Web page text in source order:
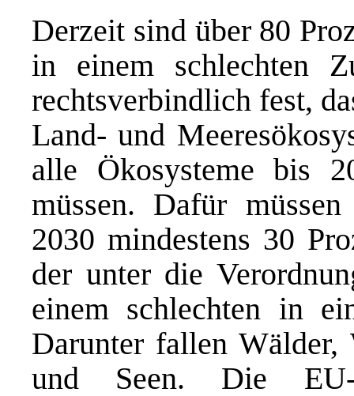
Derzeit sind über 80
in einem schlechten
rechtsverbindlich fest,
Land- und
alle Ökosysteme bis
müssen. Dafür
2030 mindestens 30
der unter die
einem schlechten in
Darunter fallen Wälder,
und Seen. Die EU-